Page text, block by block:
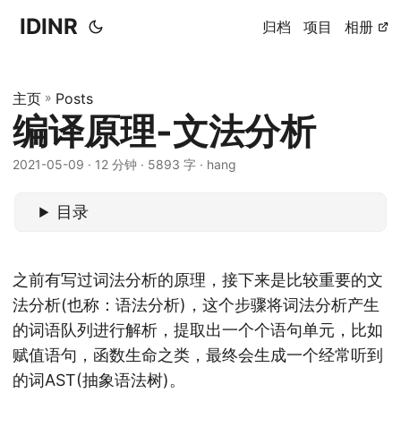
IDINR 归档 项目 相册
主页 » Posts
编译原理-文法分析
2021-05-09 · 12 分钟 · 5893 字 · hang
目录
之前有写过词法分析的原理，接下来是比较重要的文
法分析(也称：语法分析)，这个步骤将词法分析产生
的词语队列进行解析，提取出一个个语句单元，比如
赋值语句，函数生命之类，最终会生成一个经常听到
的词AST(抽象语法树)。